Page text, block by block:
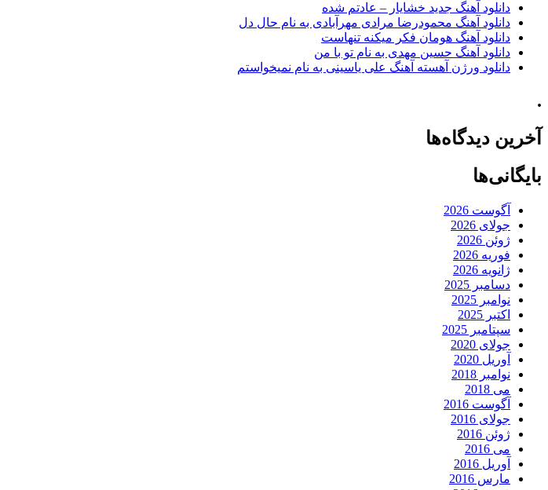
دانلود آهنگ جدید خشایار – عادتم شده
دانلود آهنگ محمودرضا مرادی مهرآبادی به نام حال دل
دانلود آهنگ هومان فکر میکنه تنهاست
دانلود آهنگ حسین مهدی به نام تو با من
دانلود ورژن آهسته آهنگ علی یاسینی به نام نمیخواستم
.
آخرین دیدگاه‌ها
بایگانی‌ها
آگوست 2026
جولای 2026
ژوئن 2026
فوریه 2026
ژانویه 2026
دسامبر 2025
نوامبر 2025
اکتبر 2025
سپتامبر 2025
جولای 2020
آوریل 2020
نوامبر 2018
می 2018
آگوست 2016
جولای 2016
ژوئن 2016
می 2016
آوریل 2016
مارس 2016